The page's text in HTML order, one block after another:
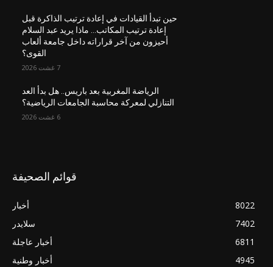
حين تبدأ القيادات في إعادة ترتيب الذاكرة قبل
إعادة ترتيب المكاتب… ماذا يريد عبد السلام
أحيزون من آخر قراراته داخل جامعة ألعاب
القوى؟
7 غشت 2026
الرياضة المغربية بعد باريس.. هل بدأ العد
التنازلي لمعركة محاسبة الجامعات الرياضية؟
6 غشت 2026
قوائم الصحيفة
أخبار
8022
سلايدر
7402
أخبار عاجلة
6811
أخبار وطنية
4945